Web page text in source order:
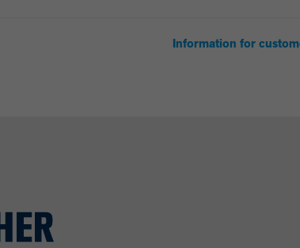
Information for